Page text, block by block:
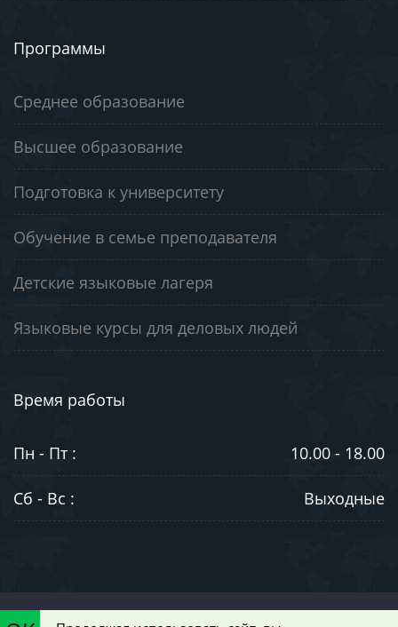
Программы
Среднее образование
Высшее образование
Подготовка к университету
Обучение в семье преподавателя
Детские языковые лагеря
Языковые курсы для деловых людей
Время работы
Пн - Пт : 10.00 - 18.00
Сб - Вс : Выходные